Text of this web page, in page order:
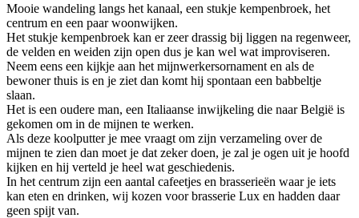
Mooie wandeling langs het kanaal, een stukje kempenbroek, het
centrum en een paar woonwijken.
Het stukje kempenbroek kan er zeer drassig bij liggen na regenweer,
de velden en weiden zijn open dus je kan wel wat improviseren.
Neem eens een kijkje aan het mijnwerkersornament en als de
bewoner thuis is en je ziet dan komt hij spontaan een babbeltje
slaan.
Het is een oudere man, een Italiaanse inwijkeling die naar België is
gekomen om in de mijnen te werken.
Als deze koolputter je mee vraagt om zijn verzameling over de
mijnen te zien dan moet je dat zeker doen, je zal je ogen uit je hoofd
kijken en hij verteld je heel wat geschiedenis.
In het centrum zijn een aantal cafeetjes en brasserieën waar je iets
kan eten en drinken, wij kozen voor brasserie Lux en hadden daar
geen spijt van.